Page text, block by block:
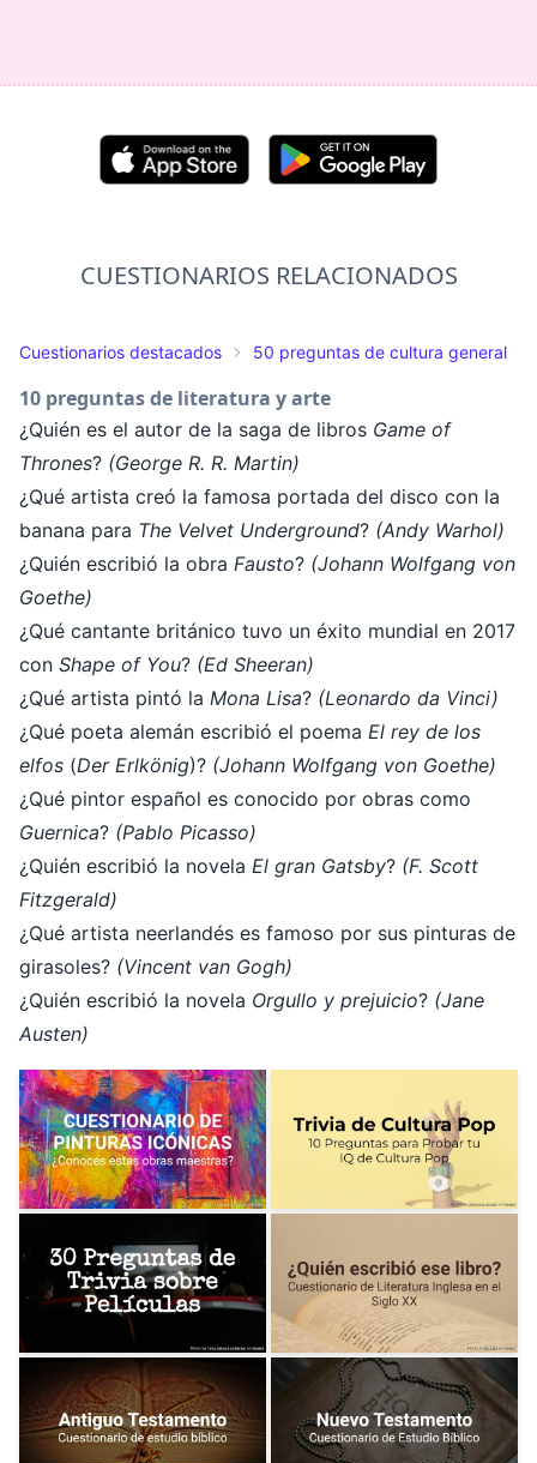
CUESTIONARIOS RELACIONADOS
Cuestionarios destacados 50 preguntas de cultura general
10 preguntas de literatura y arte
¿Quién es el autor de la saga de libros Game of
Thrones? (George R. R. Martin)
¿Qué artista creó la famosa portada del disco con la
banana para The Velvet Underground? (Andy Warhol)
¿Quién escribió la obra Fausto? (Johann Wolfgang von
Goethe)
¿Qué cantante británico tuvo un éxito mundial en 2017
con Shape of You? (Ed Sheeran)
¿Qué artista pintó la Mona Lisa? (Leonardo da Vinci)
¿Qué poeta alemán escribió el poema El rey de los
elfos (Der Erlkönig)? (Johann Wolfgang von Goethe)
¿Qué pintor español es conocido por obras como
Guernica? (Pablo Picasso)
¿Quién escribió la novela El gran Gatsby? (F. Scott
Fitzgerald)
¿Qué artista neerlandés es famoso por sus pinturas de
girasoles? (Vincent van Gogh)
¿Quién escribió la novela Orgullo y prejuicio? (Jane
Austen)